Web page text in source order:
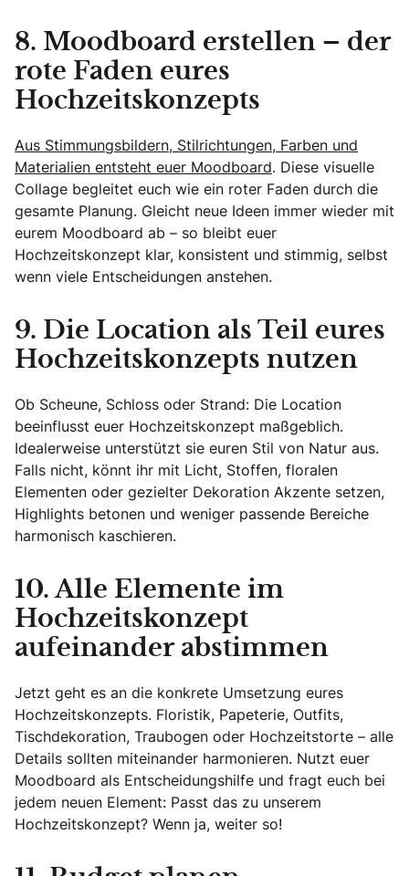
8. Moodboard erstellen – der
rote Faden eures
Hochzeitskonzepts
Aus Stimmungsbildern, Stilrichtungen, Farben und
Materialien entsteht euer Moodboard. Diese visuelle
Collage begleitet euch wie ein roter Faden durch die
gesamte Planung. Gleicht neue Ideen immer wieder mit
eurem Moodboard ab – so bleibt euer
Hochzeitskonzept klar, konsistent und stimmig, selbst
wenn viele Entscheidungen anstehen.
9. Die Location als Teil eures
Hochzeitskonzepts nutzen
Ob Scheune, Schloss oder Strand: Die Location
beeinflusst euer Hochzeitskonzept maßgeblich.
Idealerweise unterstützt sie euren Stil von Natur aus.
Falls nicht, könnt ihr mit Licht, Stoffen, floralen
Elementen oder gezielter Dekoration Akzente setzen,
Highlights betonen und weniger passende Bereiche
harmonisch kaschieren.
10. Alle Elemente im
Hochzeitskonzept
aufeinander abstimmen
Jetzt geht es an die konkrete Umsetzung eures
Hochzeitskonzepts. Floristik, Papeterie, Outfits,
Tischdekoration, Traubogen oder Hochzeitstorte – alle
Details sollten miteinander harmonieren. Nutzt euer
Moodboard als Entscheidungshilfe und fragt euch bei
jedem neuen Element: Passt das zu unserem
Hochzeitskonzept? Wenn ja, weiter so!